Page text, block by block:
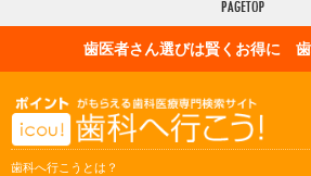
歯医者さん選びは賢くお得に 歯
歯科へ行こうとは？